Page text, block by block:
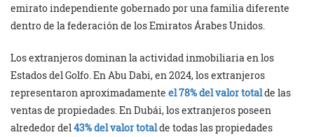
emirato independiente gobernado por una familia diferente
dentro de la federación de los Emiratos Árabes Unidos.
Los extranjeros dominan la actividad inmobiliaria en los
Estados del Golfo. En Abu Dabi, en 2024, los extranjeros
representaron aproximadamente el 78% del valor totalde las
ventas de propiedades. En Dubái, los extranjeros poseen
alrededor del43% del valor totalde todas las propiedades